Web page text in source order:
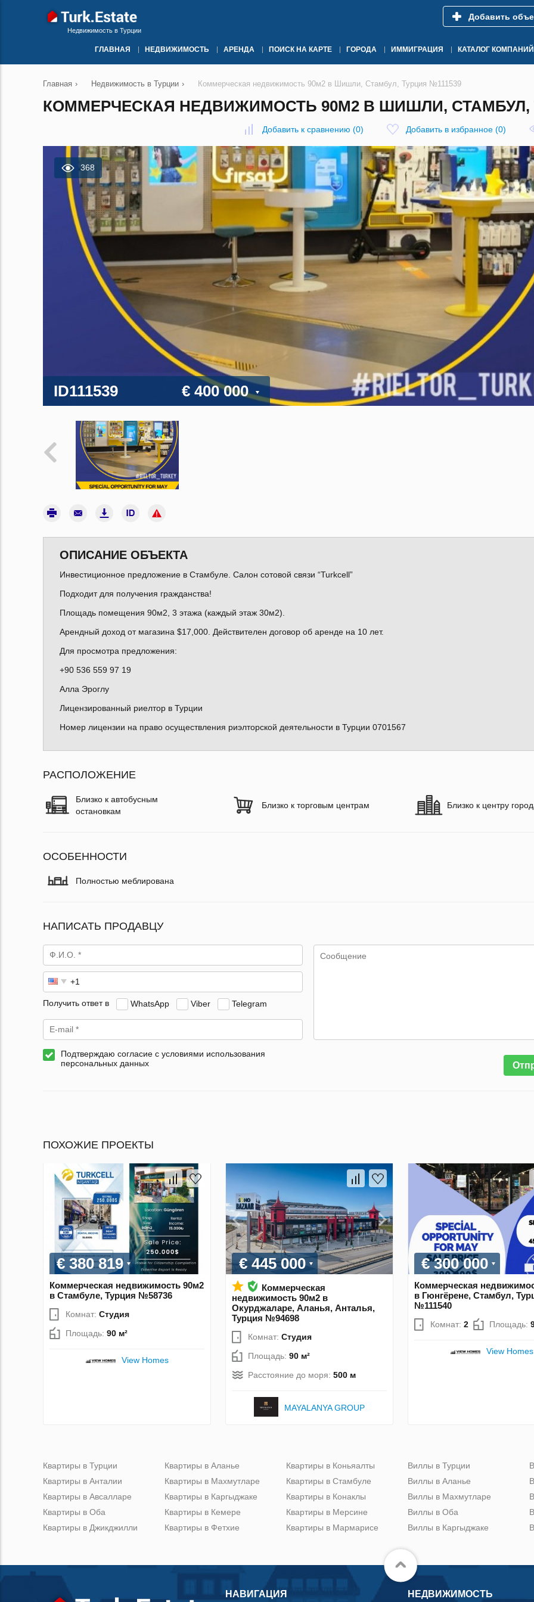
Недвижимость в Турции
Добавить
ГЛАВНАЯ НЕДВИЖИМОСТЬ АРЕНДА ПОИСК НА КАРТЕ ГОРОДА ИММИГРАЦИЯ КАТАЛОГ КОМПАНИЙ
Главная › Недвижимость в Турции › Коммерческая недвижимость 90м2 в Шишли, Стамбул, Турция №111539
КОММЕРЧЕСКАЯ НЕДВИЖИМОСТЬ 90М2 В ШИШЛИ, СТАМБУЛ,
Добавить к сравнению (0) Добавить в избранное (0)
368
ID111539 € 400 000
ОПИСАНИЕ ОБЪЕКТА
Инвестиционное предложение в Стамбуле. Салон сотовой связи “Turkcell”
Подходит для получения гражданства!
Площадь помещения 90м2, 3 этажа (каждый этаж 30м2).
Арендный доход от магазина $17,000. Действителен договор об аренде на 10 лет.
Для просмотра предложения:
+90 536 559 97 19
Алла Эроглу
Лицензированный риелтор в Турции
Номер лицензии на право осуществления риэлторской деятельности в Турции 0701567
РАСПОЛОЖЕНИЕ
Близко к автобусным
остановкам
Близко к торговым центрам Близко к центру
ОСОБЕННОСТИ
Полностью меблирована
НАПИСАТЬ ПРОДАВЦУ
Получить ответ в WhatsApp Viber Telegram
Подтверждаю согласие с условиями использования
персональных данных
ПОХОЖИЕ ПРОЕКТЫ
€ 380 819
Коммерческая недвижимость 90м2
в Стамбуле, Турция №58736
Комнат: Студия
Площадь: 90 м²
View Homes
€ 445 000
Коммерческая
недвижимость 90м2 в
Окурджаларе, Аланья, Анталья,
Турция №94698
Комнат: Студия
Площадь: 90 м²
Расстояние до моря: 500 м
MAYALANYA GROUP
€ 300 000
Коммерческая
в Гюнгёрене, Стамбул,
№111540
Комнат: 2 Площадь:
View Homes
Квартиры в Турции
Квартиры в Анталии
Квартиры в Авсалларе
Квартиры в Оба
Квартиры в Джикджилли
Квартиры в Аланье
Квартиры в Махмутларе
Квартиры в Каргыджаке
Квартиры в Кемере
Квартиры в Фетхие
Квартиры в Коньяалты
Квартиры в Стамбуле
Квартиры в Конаклы
Квартиры в Мерсине
Квартиры в Мармарисе
Виллы в Турции
Виллы в Аланье
Виллы в Махмутларе
Виллы в Оба
Виллы в Каргыджаке
НАВИГАЦИЯ НЕДВИЖИМОСТЬ